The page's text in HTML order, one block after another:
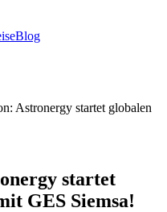
Blog
Astronergy startet globalen
startet
GES Siemsa!